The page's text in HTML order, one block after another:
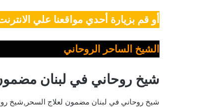
أو قم بزيارة أحدي مواقعنا علي
الشيخ الساحر الروحاني
شيخ روحاني في لبنان
شيخ روحاني في لبنان مضمون لعلاج السحر,شيخ